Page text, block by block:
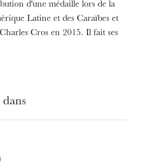
d'une médaille lors de la
Latine et des Caraïbes et
Cros en 2015. Il fait ses